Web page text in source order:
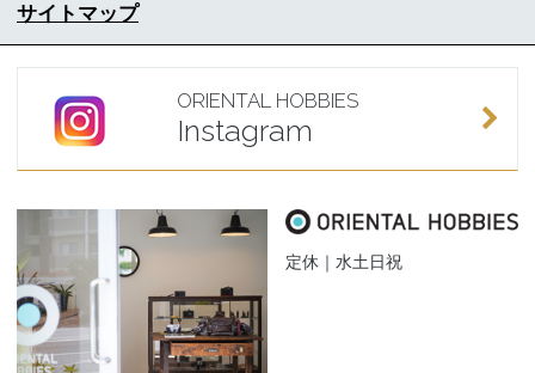
サイトマップ
ORIENTAL HOBBIES
Instagram
定休｜水土日祝